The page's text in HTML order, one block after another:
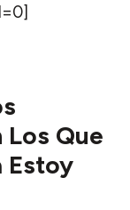
Que
Estoy